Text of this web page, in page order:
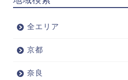
全エリア
京都
奈良